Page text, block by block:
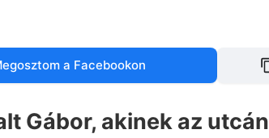
a Facebookon
Gábor, akinek az utcán